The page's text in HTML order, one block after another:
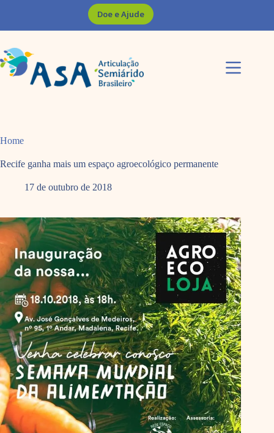
Doe e Ajude
Home
Recife ganha mais um espaço agroecológico permanente
17 de outubro de 2018